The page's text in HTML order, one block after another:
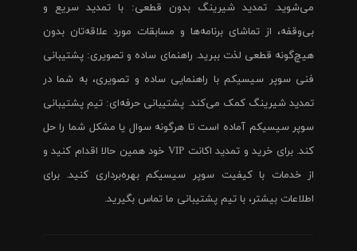
می‌شوید. تمدید شیرینگ بدون قطعی: با تمدید سریع و
بی‌وقفه، از تماشای برنامه‌ها و مسابقات مورد علاقه‌تان بدون
هیچ‌گونه قطعی لذت ببرید. راهنمای ساده و تصویری: پشتیبانی
فنی سوپر سیسیکم با راهنمایی ساده و تصویری، به شما در
تمدید شیرینگ کمک می‌کند. پشتیبانی حرفه‌ای: تیم پشتیبانی
سوپر سیسیکم آماده است تا هرگونه سوال یا مشکل شما را حل
کند. برای خرید و تمدید اکانت VIP خود همین حالا اقدام کنید و
از خدمات با کیفیت سوپر سیسیکم بهره‌برداری کنید. برای
اطلاعات بیشتر، با تیم پشتیبانی ما تماس بگیرید.